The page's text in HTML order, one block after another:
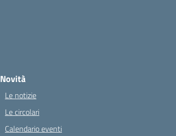
Novità
Le notizie
Le circolari
Calendario eventi